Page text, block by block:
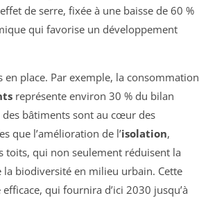
de serre, fixée à une baisse de 60 %
qui favorise un développement
place. Par exemple, la consommation
représente environ 30 % du bilan
des bâtiments sont au cœur des
que l’amélioration de l’isolation,
toits, qui non seulement réduisent la
la biodiversité en milieu urbain. Cette
qui fournira d’ici 2030 jusqu’à